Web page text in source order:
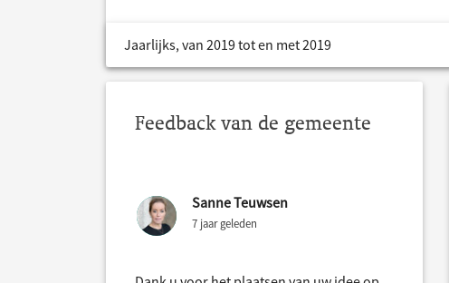
Jaarlijks, van 2019 tot en met 2019
Feedback van de gemeente
Sanne Teuwsen
7 jaar geleden